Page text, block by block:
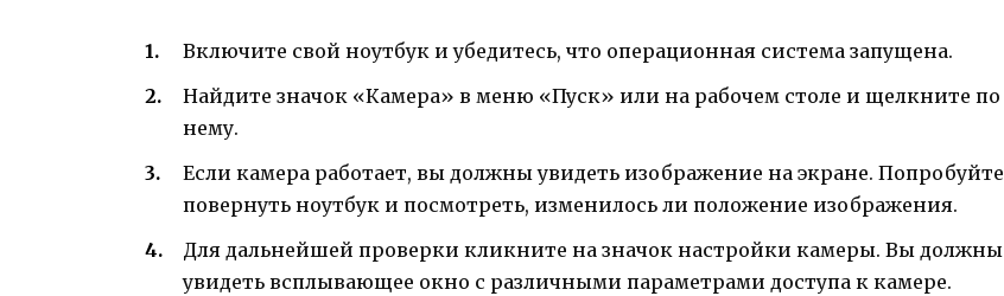
Включите свой ноутбук и убедитесь, что операционная система запущена.
Найдите значок «Камера» в меню «Пуск» или на рабочем столе и щелкните по
нему.
Если камера работает, вы должны увидеть изображение на экране. Попробуйте
повернуть ноутбук и посмотреть, изменилось ли положение изображения.
Для дальнейшей проверки кликните на значок настройки камеры. Вы должны
увидеть всплывающее окно с различными параметрами доступа к камере.